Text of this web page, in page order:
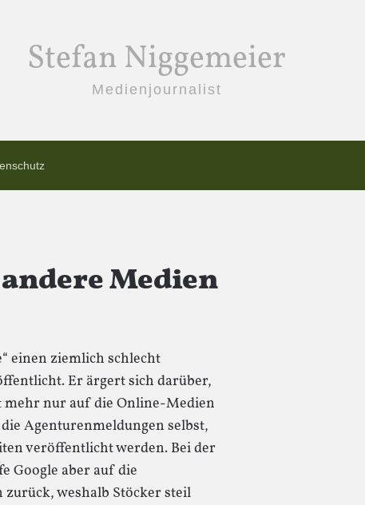
Stefan Niggemeier
Medienjournalist
Medien
einen ziemlich schlecht
Er ärgert sich darüber,
mehr nur auf die Online-Medien
Agenturenmeldungen selbst,
veröffentlicht werden. Bei der
Google aber auf die
weshalb Stöcker steil